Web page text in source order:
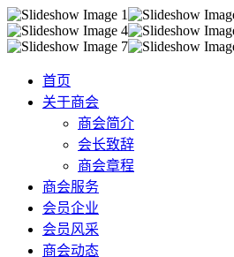
首页
关于商会
商会简介
会长致辞
商会章程
商会服务
会员企业
会员风采
商会动态